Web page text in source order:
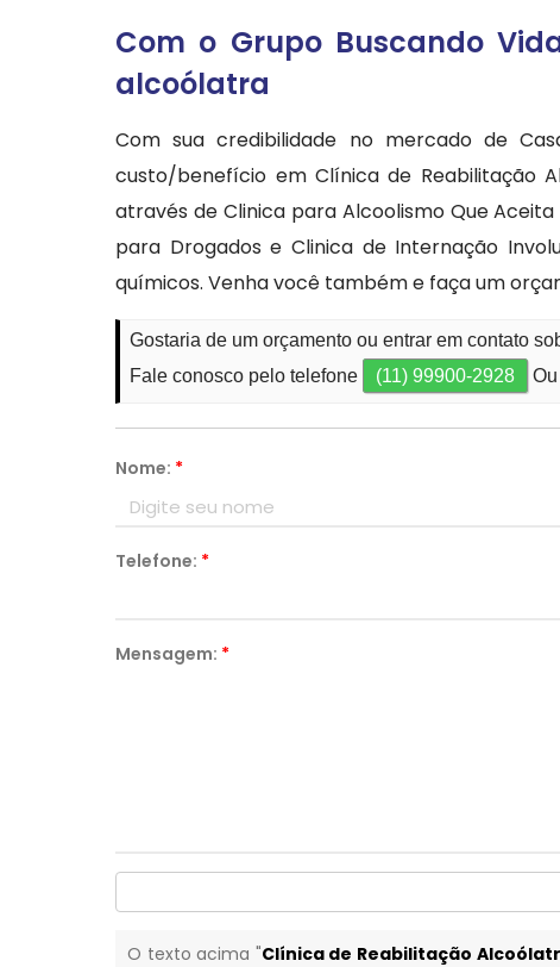
Com o Grupo Buscando
alcoólatra
Com sua credibilidade no mercado de
custo/benefício em Clínica de Reabilitação
através de Clinica para Alcoolismo Que
para Drogados e Clinica de Internação
químicos. Venha você também e faça um
Gostaria de um orçamento ou entrar em contato
Fale conosco pelo telefone
(11) 99900-2928
Nome: *
Telefone: *
Mensagem: *
O texto acima "Clínica de Reabilitação